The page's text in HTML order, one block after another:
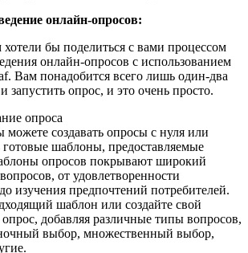
онлайн-опросов:
бы поделиться с вами процессом
онлайн-опросов с использованием
Вам понадобится всего лишь один-два
запустить опрос, и это очень просто.
опроса
можете создавать опросы с нуля или
готовые шаблоны, предоставляемые
опросов покрывают широкий
от удовлетворенности
изучения предпочтений потребителей.
шаблон или создайте свой
добавляя различные типы вопросов,
выбор, множественный выбор,